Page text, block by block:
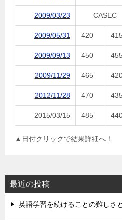
2009/03/23 CASEC
2009/05/31 420 415
2009/09/13 450 455
2009/11/29 465 420
2012/11/28 470 435
2015/03/15 485 440
▲日付クリックで結果詳細へ！
最近の投稿
英語学習を続けることの難しさ